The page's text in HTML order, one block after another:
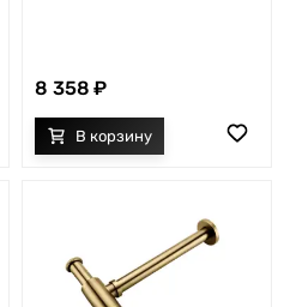
8 358